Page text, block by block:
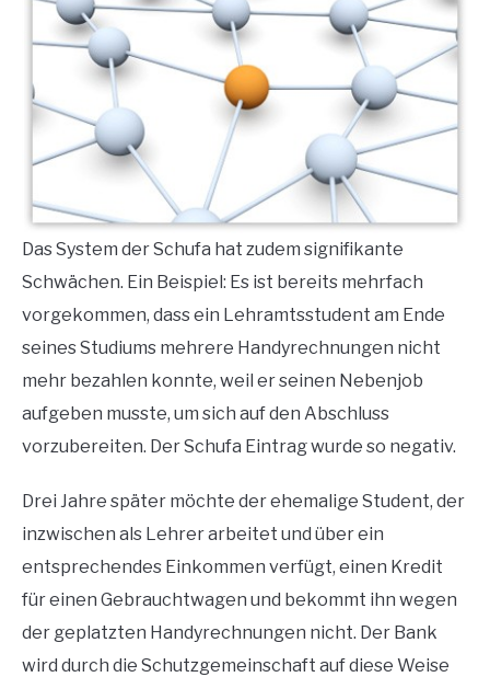
Das System der Schufa hat zudem signifikante
Schwächen. Ein Beispiel: Es ist bereits mehrfach
vorgekommen, dass ein Lehramtsstudent am Ende
seines Studiums mehrere Handyrechnungen nicht
mehr bezahlen konnte, weil er seinen Nebenjob
aufgeben musste, um sich auf den Abschluss
vorzubereiten. Der Schufa Eintrag wurde so negativ.
Drei Jahre später möchte der ehemalige Student, der
inzwischen als Lehrer arbeitet und über ein
entsprechendes Einkommen verfügt, einen Kredit
für einen Gebrauchtwagen und bekommt ihn wegen
der geplatzten Handyrechnungen nicht. Der Bank
wird durch die Schutzgemeinschaft auf diese Weise